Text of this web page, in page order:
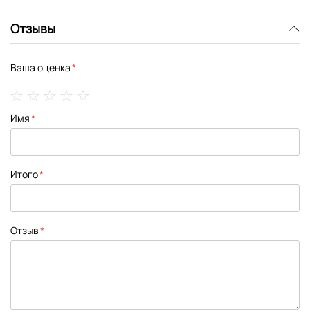
Отзывы
Ваша оценка
star
stars
stars
stars
stars
Имя
Итого
Отзыв